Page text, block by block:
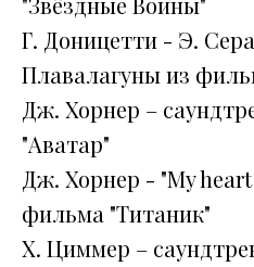
Г. Доницетти - Э.
Плавалагуны из
Дж. Хорнер –
"Аватар"
Дж. Хорнер - "My
фильма "Титаник"
Х. Циммер –